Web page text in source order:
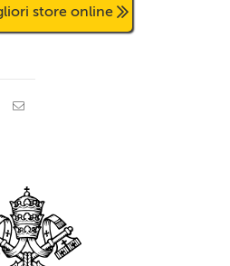
store online